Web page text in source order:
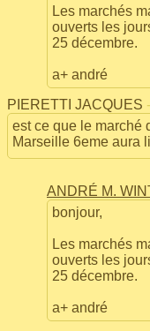
Les marchés
ouverts les
25 décembre.
a+ andré
PIERETTI JACQUES
est ce que le marché
Marseille 6eme aura
ANDRÉ M.
bonjour,
Les marchés
ouverts les
25 décembre.
a+ andré